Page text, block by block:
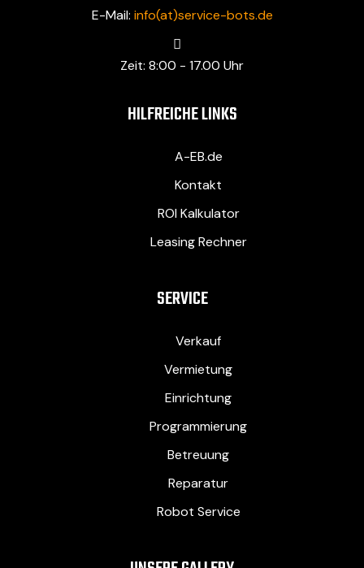
E-Mail: info(at)service-bots.de
Zeit: 8:00 - 17.00 Uhr
HILFREICHE LINKS
A-EB.de
Kontakt
ROI Kalkulator
Leasing Rechner
SERVICE
Verkauf
Vermietung
Einrichtung
Programmierung
Betreuung
Reparatur
Robot Service